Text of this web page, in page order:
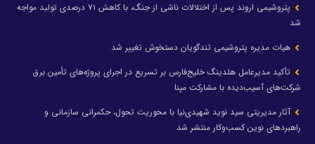
پتروشیمی اروند پس از اختلالات ناشی از جنگ، با کاهش ۷۱ درصدی تولید مواجه
شد
هیات مدیره پتروشیمی تندگویان دستخوش تغییر شد
تأکید مدیرعامل هلدینگ خلیج‌فارس بر تسریع در اجرای پروژه‌های تأمین برق
شرکت‌های آسیب‌دیده با مشارکت مپنا
آثار مدیریتی سید نوید شهیدی‌نیا با محوریت تحول، حکمرانی سازمانی و
راهبردهای نوین کسب‌وکار منتشر شد